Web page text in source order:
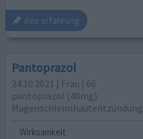
ihre erfahrung
Pantoprazol
24.10.2021 | Frau | 66
pantoprazol (40mg)
Magenschleimhautentzündung
Wirksamkeit